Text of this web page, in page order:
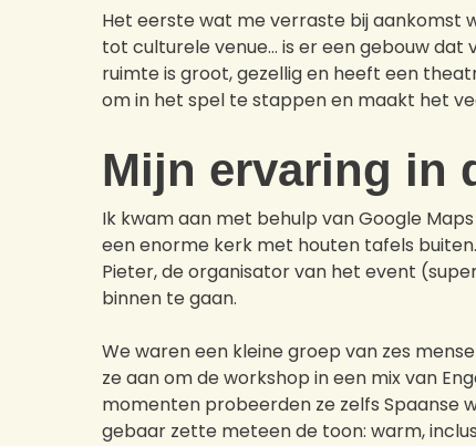
Het eerste wat me verraste bij aankomst
tot culturele venue… is er een gebouw
ruimte is groot, gezellig en heeft een
om in het spel te stappen en maakt het
Mijn ervaring in
Ik kwam aan met behulp van Google
een enorme kerk met houten tafels
Pieter, de organisator van het event
binnen te gaan.
We waren een kleine groep van zes
ze aan om de workshop in een mix van
momenten probeerden ze zelfs Spaanse
gebaar zette meteen de toon: warm,